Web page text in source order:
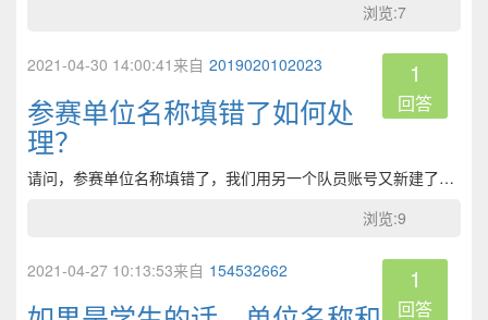
浏览:7
2021-04-30 14:00:41来自 2019020102023
参赛单位名称填错了如何处
理？
1
回答
请问，参赛单位名称填错了，我们用另一个队员账号又新建了个名为“我爱密码队”团队，导出了报名表，之前那份错的报名表（名为“飞虎队”）是否可以帮忙删除下？
浏览:9
2021-04-27 10:13:53来自 154532662 1
回答